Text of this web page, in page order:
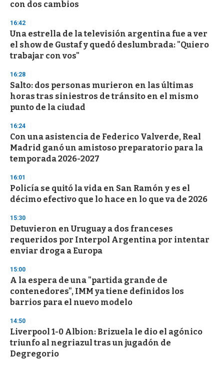
3
s
e
c
o
n
con dos cambios
16:42
Una estrella de la televisión argentina fue a ver
el show de Gustaf y quedó deslumbrada: "Quiero
trabajar con vos"
16:28
Salto: dos personas murieron en las últimas
horas tras siniestros de tránsito en el mismo
punto de la ciudad
16:24
Con una asistencia de Federico Valverde, Real
Madrid ganó un amistoso preparatorio para la
temporada 2026-2027
16:01
Policía se quitó la vida en San Ramón y es el
décimo efectivo que lo hace en lo que va de 2026
15:30
Detuvieron en Uruguay a dos franceses
requeridos por Interpol Argentina por intentar
enviar droga a Europa
15:00
A la espera de una "partida grande de
contenedores", IMM ya tiene definidos los
barrios para el nuevo modelo
14:50
Liverpool 1-0 Albion: Brizuela le dio el agónico
triunfo al negriazul tras un jugadón de
Degregorio